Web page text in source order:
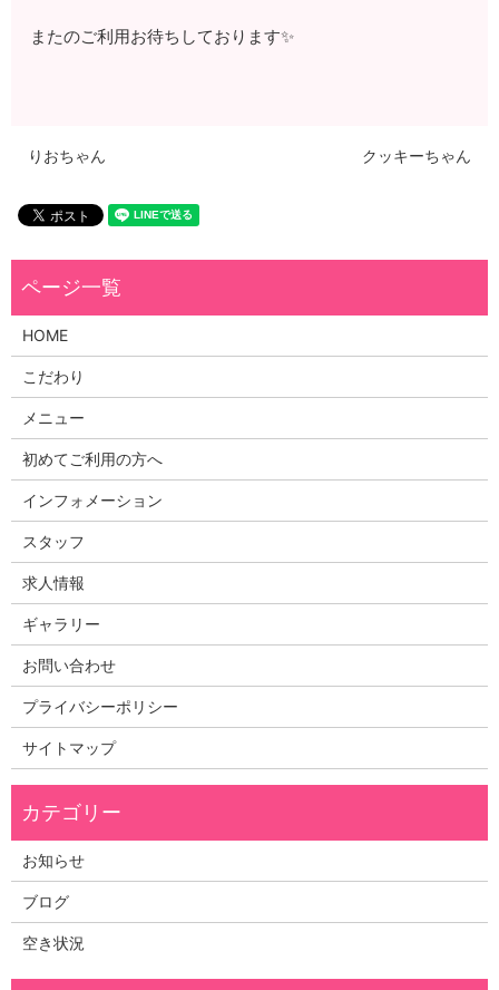
またのご利用お待ちしております✨
りおちゃん クッキーちゃん
HOME
こだわり
メニュー
初めてご利用の方へ
インフォメーション
スタッフ
求人情報
ギャラリー
お問い合わせ
プライバシーポリシー
サイトマップ
お知らせ
ブログ
空き状況